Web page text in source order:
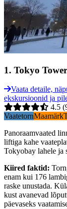
1. Tokyo Tower
Vaata detaile,
ekskursioonid ja
4.5
VaatetornMaamärk
Panoraamvaated
liftiga kahe
Tokyobay lahele ja
Kiired faktid:
enam kui 176
raske unustada.
kust avanevad
päevaseks